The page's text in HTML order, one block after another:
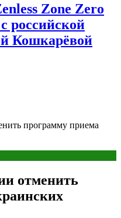
Zone Zero
российской
Кошкарёвой
программу приема
отменить